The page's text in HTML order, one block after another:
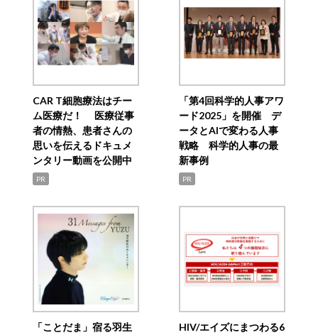
CAR T細胞療法はチー
ム医療だ！ 医療従事
者の情熱、患者さんの
思いを伝えるドキュメ
ンタリー動画を公開中
PR
「第4回科学的人事アワ
ード2025」を開催 デ
ータとAIで変わる人事
戦略 科学的人事の最
新事例
PR
「ことだま」宿る羽生
HIV/エイズにまつわる6